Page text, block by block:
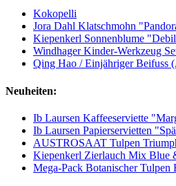
Kokopelli
Jora Dahl Klatschmohn
Kiepenkerl Sonnenblume
Windhager Kinder-Werkzeug
Qing Hao / Einjähriger Beifuss
Neuheiten:
Ib Laursen Kaffeeserviette
Ib Laursen Papierservietten
AUSTROSAAT Tulpen
Kiepenkerl Zierlauch Mix Blue
Mega-Pack Botanischer